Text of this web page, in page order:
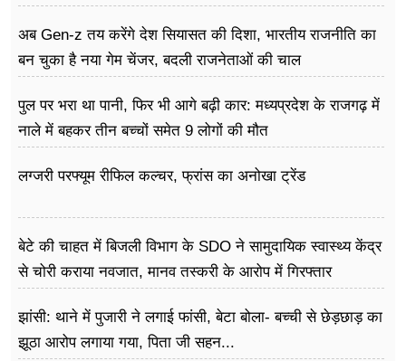
अब Gen-z तय करेंगे देश सियासत की दिशा, भारतीय राजनीति का
बन चुका है नया गेम चेंजर, बदली राजनेताओं की चाल
पुल पर भरा था पानी, फिर भी आगे बढ़ी कार: मध्यप्रदेश के राजगढ़ में
नाले में बहकर तीन बच्चों समेत 9 लोगों की मौत
लग्जरी परफ्यूम रीफिल कल्चर, फ्रांस का अनोखा ट्रेंड
बेटे की चाहत में बिजली विभाग के SDO ने सामुदायिक स्वास्थ्य केंद्र
से चोरी कराया नवजात, मानव तस्करी के आरोप में गिरफ्तार
झांसी: थाने में पुजारी ने लगाई फांसी, बेटा बोला- बच्ची से छेड़छाड़ का
झूठा आरोप लगाया गया, पिता जी सहन...